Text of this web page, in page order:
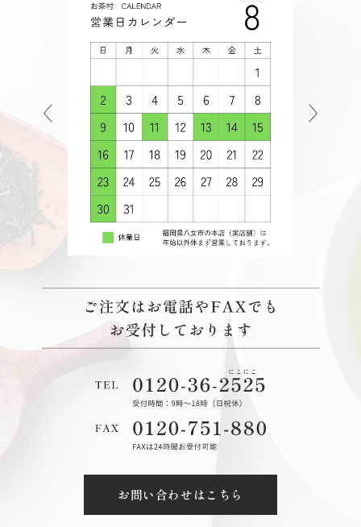
お問い合わせはこちら